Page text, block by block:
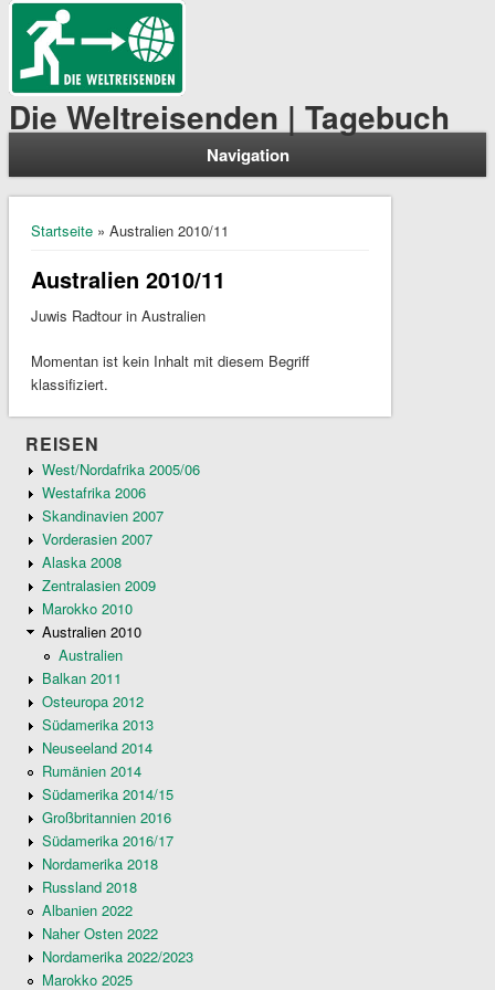
Die Weltreisenden | Tagebuch
Navigation
Sie sind hier
Startseite» Australien 2010/11
Australien 2010/11
Juwis Radtour in Australien
Momentan ist kein Inhalt mit diesem Begriff
klassifiziert.
REISEN
West/Nordafrika 2005/06
Westafrika 2006
Skandinavien 2007
Vorderasien 2007
Alaska 2008
Zentralasien 2009
Marokko 2010
Australien 2010
Australien
Balkan 2011
Osteuropa 2012
Südamerika 2013
Neuseeland 2014
Rumänien 2014
Südamerika 2014/15
Großbritannien 2016
Südamerika 2016/17
Nordamerika 2018
Russland 2018
Albanien 2022
Naher Osten 2022
Nordamerika 2022/2023
Marokko 2025